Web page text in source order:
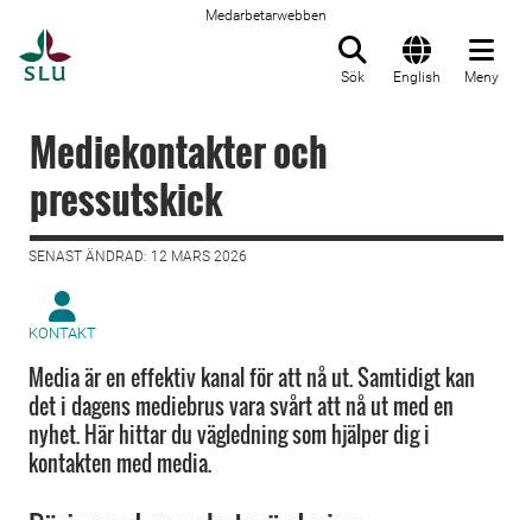
Medarbetarwebben
Sök English Meny
Mediekontakter och
pressutskick
SENAST ÄNDRAD: 12 MARS 2026
KONTAKT
Media är en effektiv kanal för att nå ut. Samtidigt kan
det i dagens mediebrus vara svårt att nå ut med en
nyhet. Här hittar du vägledning som hjälper dig i
kontakten med media.